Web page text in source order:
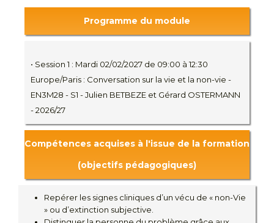
Programme du module
• Session 1 : Mardi 02/02/2027 de 09:00 à 12:30
Europe/Paris : Conversation sur la vie et la non-vie -
EN3M28 - S1 - Julien BETBEZE et Gérard OSTERMANN
- 2026/27
Compétences acquises à l'issue de la formation
(objectifs pédagogiques)
Repérer les signes cliniques d’un vécu de « non-Vie
» ou d’extinction subjective.